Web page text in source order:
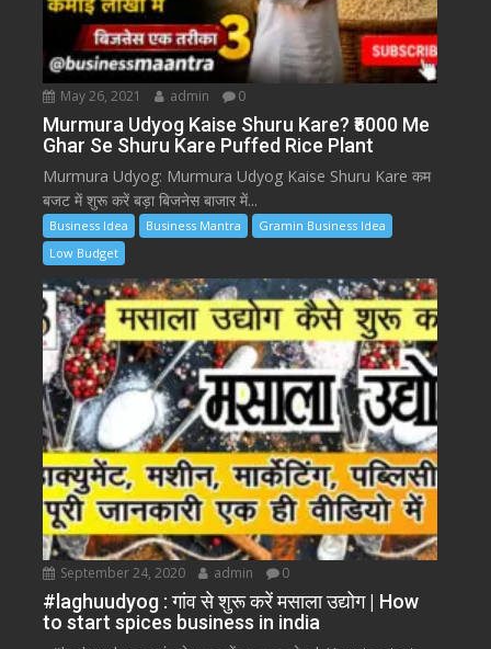
May 26, 2021 admin 0
Murmura Udyog Kaise Shuru Kare? ₹5000 Me
Ghar Se Shuru Kare Puffed Rice Plant
Murmura Udyog: Murmura Udyog Kaise Shuru Kare कम
बजट में शुरू करें बड़ा बिजनेस बाजार में...
Business Idea Business Mantra
Gramin Business Idea
Low Budget
September 24, 2020 admin 0
#laghuudyog : गांव से शुरू करें मसाला उद्योग | How
to start spices business in india